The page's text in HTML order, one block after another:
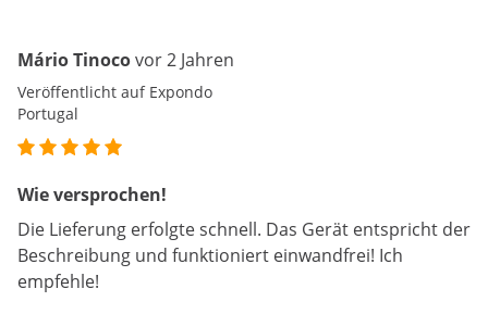
Mário Tinocovor 2 Jahren
Veröffentlicht auf Expondo
Portugal
Wie versprochen!
Die Lieferung erfolgte schnell. Das Gerät entspricht der
Beschreibung und funktioniert einwandfrei! Ich
empfehle!